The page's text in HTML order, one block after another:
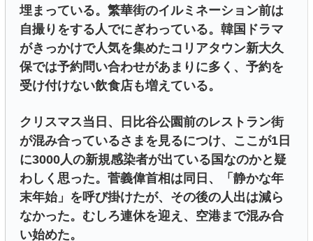
埋まっている。繁華街のイルミネーション前は
自撮りをする人でにぎわっている。韓国ドラマ
がきっかけで人気を集めたコリアタウン新大久
保では予約問い合わせがあまりに多く、予約を
受け付けない飲食店も増えている。
クリスマス当日、日比谷公園前のレストラン街
が混み合っているさまを見るにつけ、ここが1日
に3000人の新規感染者が出ている国なのかと疑
わしく思った。菅義偉首相は同日、「静かな年
末年始」を呼び掛けたが、その後の人出は減ら
なかった。むしろ連休を迎え、空港まで混み合
い始めた。